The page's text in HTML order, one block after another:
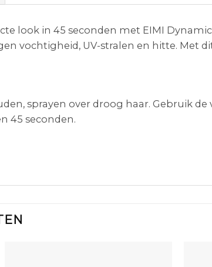
look in 45 seconden met EIMI
vochtigheid, UV-stralen en hitte. Met
sprayen over droog haar. Gebruik
45 seconden.